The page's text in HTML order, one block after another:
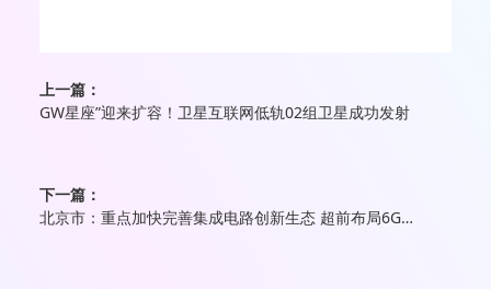
上一篇：
GW星座”迎来扩容！卫星互联网低轨02组卫星成功发射
下一篇：
北京市：重点加快完善集成电路创新生态 超前布局6G产业等